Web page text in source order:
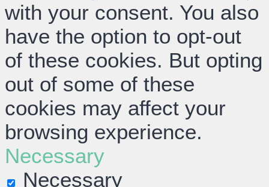
with your consent. You also
have the option to opt-out
of these cookies. But opting
out of some of these
cookies may affect your
browsing experience.
Necessary
Necessary